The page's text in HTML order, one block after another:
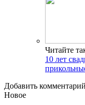
Читайте
10 лет
Добавить комментарий
Новое